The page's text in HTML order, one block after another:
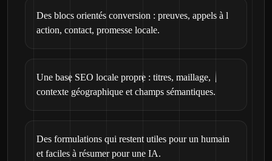
Des blocs orientés conversion : preuves, appels à l
action, contact, promesse locale.
Une base SEO locale propre : titres, maillage,
contexte géographique et champs sémantiques.
Des formulations qui restent utiles pour un humain
et faciles à résumer pour une IA.